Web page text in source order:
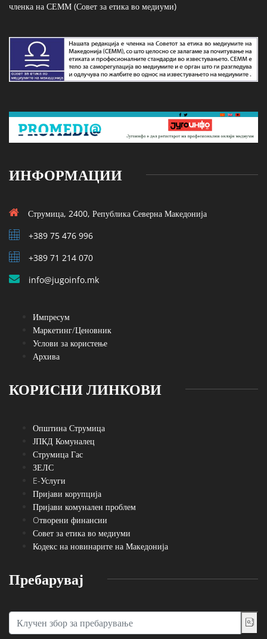
членка на СЕММ (Совет за етика во медиуми)
ИНФОРМАЦИИ
Струмица, 2400, Република Северна Македонија
+389 75 476 996
+389 71 214 070
info@jugoinfo.mk
Импресум
Маркетинг/Ценовник
Услови за користење
Архива
КОРИСНИ ЛИНКОВИ
Општина Струмица
ЈПКД Комуналец
Струмица Гас
ЗЕЛС
E-Услуги
Пријави корупција
Пријави комунален проблем
Oтворени финансии
Совет за етика во медиуми
Кодекс на новинарите на Македонија
Пребарувај